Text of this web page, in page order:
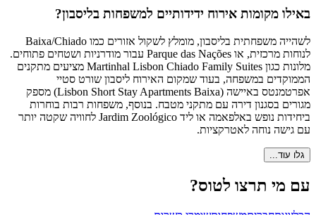
באילו מקומות אירוח ידידותיים למשפחות בליסבון?
לשהייה משפחתית בליסבון, מומלץ לשקול אזורים כמו Baixa/Chiado
לנוחות מרכזית, או Parque das Nações עבור מודרניות ושטחים פתוחים.
מלונות כגון Martinhal Lisbon Chiado Family Suites מציעים מתקנים
הממוקדים במשפחה, בעוד שמקום האירוח ליסבון שורט סטיי
אפרטמנטס באיישה (Lisbon Short Stay Apartments Baixa) מספק
מגורים בסגנון דירה עם מתקני מטבח. בנוסף, משפחות רבות בוחרות
ביחידות נופש באלפאמה או ליד Jardim Zoológico לחוויה שקטה יותר
עם גישה נוחה לאטרקציות.
גלו עוד...
עם מי תרצו לטוס?